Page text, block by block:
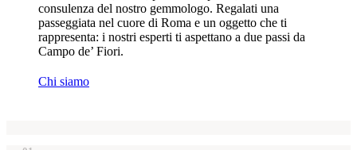
consulenza del nostro gemmologo. Regalati una
passeggiata nel cuore di Roma e un oggetto che ti
rappresenta: i nostri esperti ti aspettano a due passi da
Campo de’ Fiori.
Chi siamo